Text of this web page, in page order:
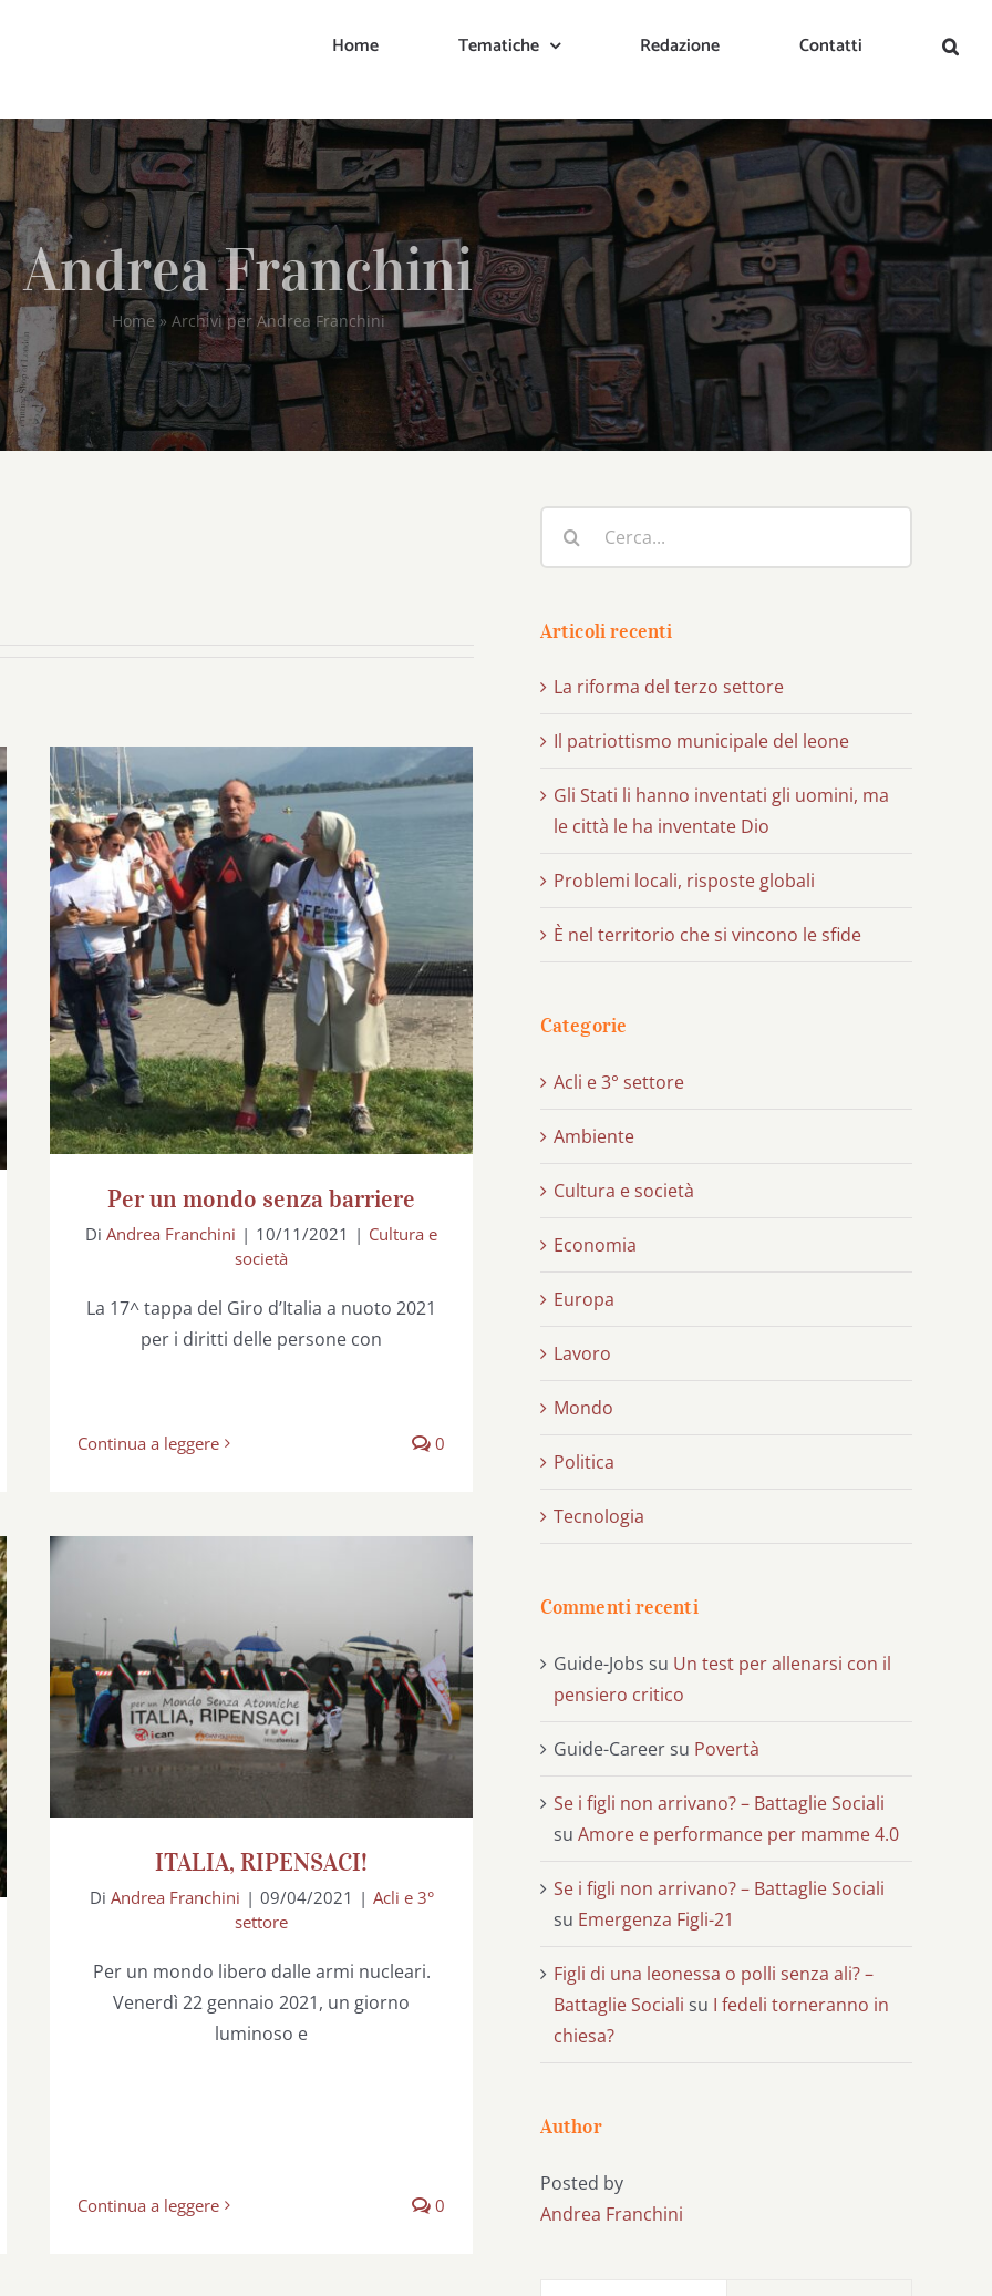
Home Tematiche Redazione Contatti
Andrea Franchini
Home» Archivi per Andrea Franchini
Per un mondo senza barriere
Per un mondo senza barriere
Di Andrea Franchini | 10/11/2021 | Cultura e
società
La 17^ tappa del Giro d’Italia a nuoto 2021
per i diritti delle persone con
Continua a leggere 0
ITALIA, RIPENSACI!
ITALIA, RIPENSACI!
Di Andrea Franchini | 09/04/2021 | Acli e 3°
settore
Per un mondo libero dalle armi nucleari.
Venerdì 22 gennaio 2021, un giorno
luminoso e
Continua a leggere 0
per:
Articoli recenti
La riforma del terzo settore
Il patriottismo municipale del leone
Gli Stati li hanno inventati gli uomini, ma
le città le ha inventate Dio
Problemi locali, risposte globali
È nel territorio che si vincono le sfide
Categorie
Acli e 3° settore
Ambiente
Cultura e società
Economia
Europa
Lavoro
Mondo
Politica
Tecnologia
Commenti recenti
Guide-Jobs su Un test per allenarsi con il
pensiero critico
Guide-Career su Povertà
Se i figli non arrivano? – Battaglie Sociali
su Amore e performance per mamme 4.0
Se i figli non arrivano? – Battaglie Sociali
su Emergenza Figli-21
Figli di una leonessa o polli senza ali? –
Battaglie Sociali su I fedeli torneranno in
chiesa?
Author
Posted by
Andrea Franchini